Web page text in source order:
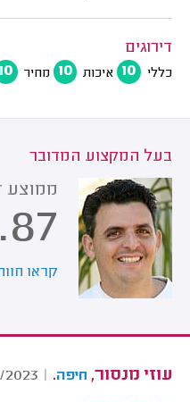
דירוגים
כללי 10 איכות 10 מחיר 10
בעל המקצוע המדובר
ממוצע
קראו
עוזי מנסור, חיפה.
|